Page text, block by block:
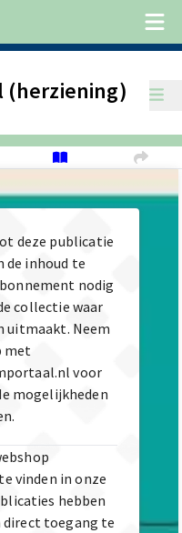
(herziening)
deze publicatie
de inhoud te
nodig
collectie waar
uitmaakt. Neem
met
voor
mogelijkheden
vinden in onze
hebben
toegang te